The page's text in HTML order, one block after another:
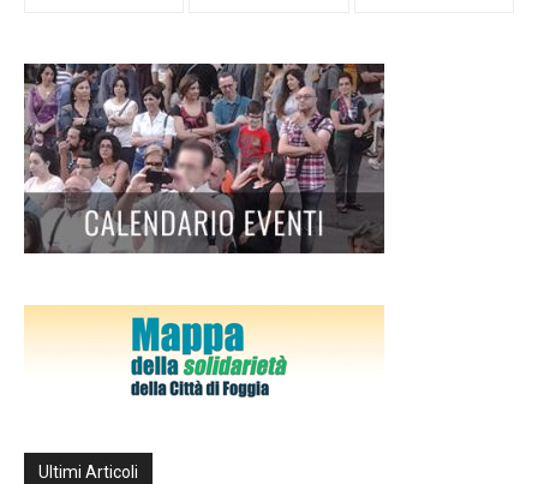
Ultimi Articoli